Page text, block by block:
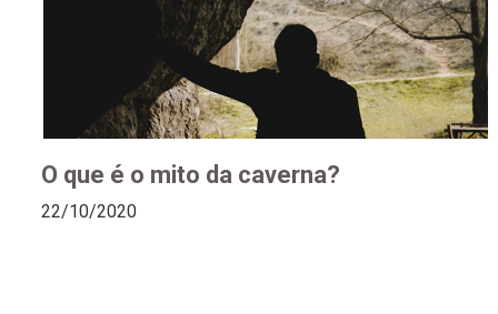
O que é o mito da caverna?
22/10/2020